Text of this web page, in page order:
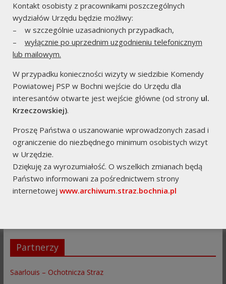
Media o Nas
Komendy
Komenda Główna PSP
Partnerzy
Saarlouis – Ochotnicza Straz
Kontakt osobisty z pracownikami poszczególnych
wydziałów Urzędu będzie możliwy:
– w szczególnie uzasadnionych przypadkach,
– wyłącznie po uprzednim uzgodnieniu telefonicznym
lub mailowym.
W przypadku konieczności wizyty w siedzibie Komendy
Powiatowej PSP w Bochni wejście do Urzędu dla
interesantów otwarte jest wejście główne (od strony ul.
Krzeczowskiej).
Proszę Państwa o uszanowanie wprowadzonych zasad i
ograniczenie do niezbędnego minimum osobistych wizyt
w Urzędzie.
Dziękuję za wyrozumiałość. O wszelkich zmianach będą
Państwo informowani za pośrednictwem strony
internetowej www.archiwum.straz.bochnia.pl